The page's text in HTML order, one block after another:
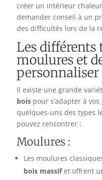
créer un intérieur
demander conseil à un
des difficultés lors de la
Les différents
moulures et
Il existe une grande
boispour s’adapter à
quelques-uns des types
pouvez rencontrer :
Moulures :
Les moulures
bois massifet offrent